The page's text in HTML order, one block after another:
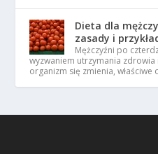
Dieta dla
zasady i
Mężczyźni po
wyzwaniem utrzymania
organizm się zmienia,